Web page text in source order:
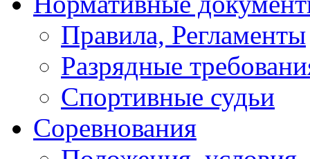
Правила, Регламенты
Разрядные
Спортивные судьи
Соревнования